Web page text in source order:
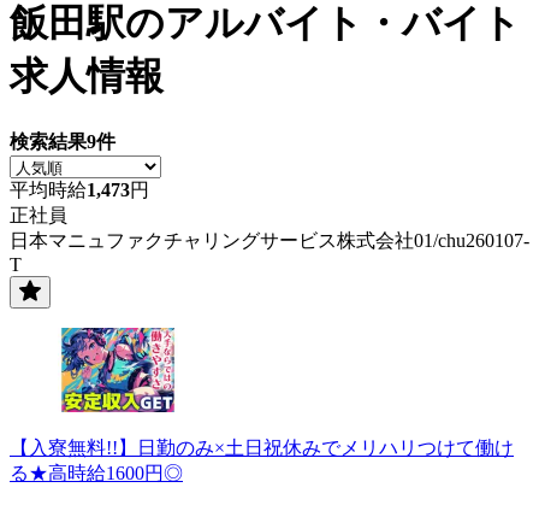
飯田駅のアルバイト・バイト
求人情報
検索結果9件
平均時給1,473円
正社員
日本マニュファクチャリングサービス株式会社01/chu260107-
T
【入寮無料!!】日勤のみ×土日祝休みでメリハリつけて働け
る★高時給1600円◎